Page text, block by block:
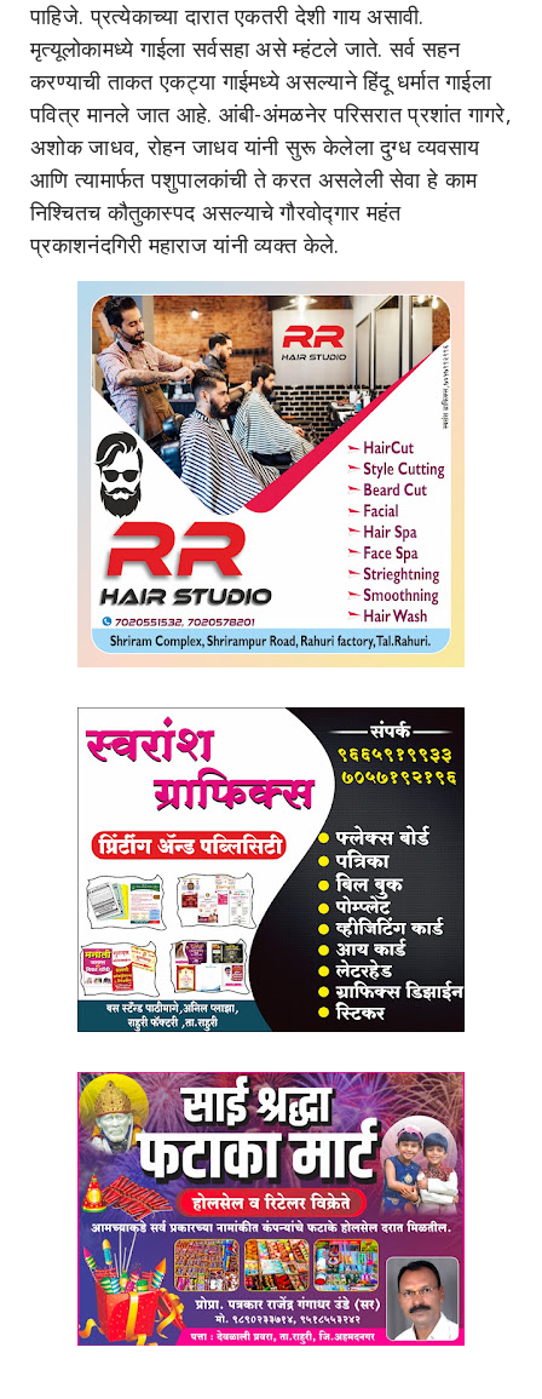
पाहिजे. प्रत्येकाच्या दारात एकतरी देशी गाय असावी.
मृत्यूलोकामध्ये गाईला सर्वसहा असे म्हंटले जाते. सर्व सहन
करण्याची ताकत एकट्या गाईमध्ये असल्याने हिंदू धर्मात गाईला
पवित्र मानले जात आहे. आंबी-अंमळनेर परिसरात प्रशांत गागरे,
अशोक जाधव, रोहन जाधव यांनी सुरू केलेला दुग्ध व्यवसाय
आणि त्यामार्फत पशुपालकांची ते करत असलेली सेवा हे काम
निश्चितच कौतुकास्पद असल्याचे गौरवोद्गार महंत
प्रकाशनंदगिरी महाराज यांनी व्यक्त केले.